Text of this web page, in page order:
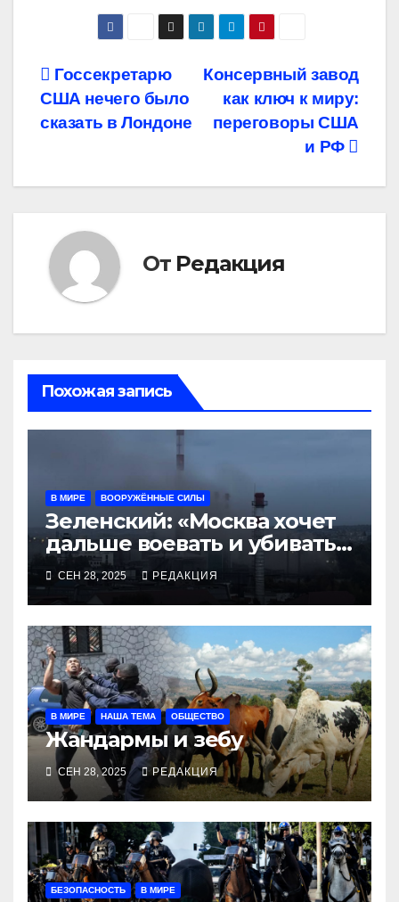
Навигация
по
Консервный завод
как ключ к миру:
переговоры США
и РФ
Госсекретарю
США нечего было
сказать в Лондоне
От Редакция
Похожая запись
В МИРЕ ВООРУЖЁННЫЕ СИЛЫ
Зеленский: «Москва хочет
дальше воевать и убивать.
Время для твёрдой
реакции»
СЕН 28, 2025 РЕДАКЦИЯ
В МИРЕ НАША ТЕМА ОБЩЕСТВО
Жандармы и зебу
СЕН 28, 2025 РЕДАКЦИЯ
БЕЗОПАСНОСТЬ В МИРЕ